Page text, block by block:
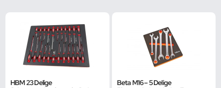
HBM 23 Delige
Beta M16 – 5 Delige